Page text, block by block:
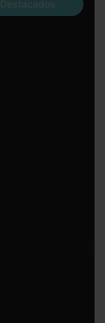
Destacados